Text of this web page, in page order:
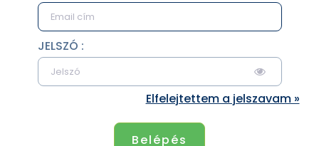
JELSZÓ :
Elfelejtettem a jelszavam »